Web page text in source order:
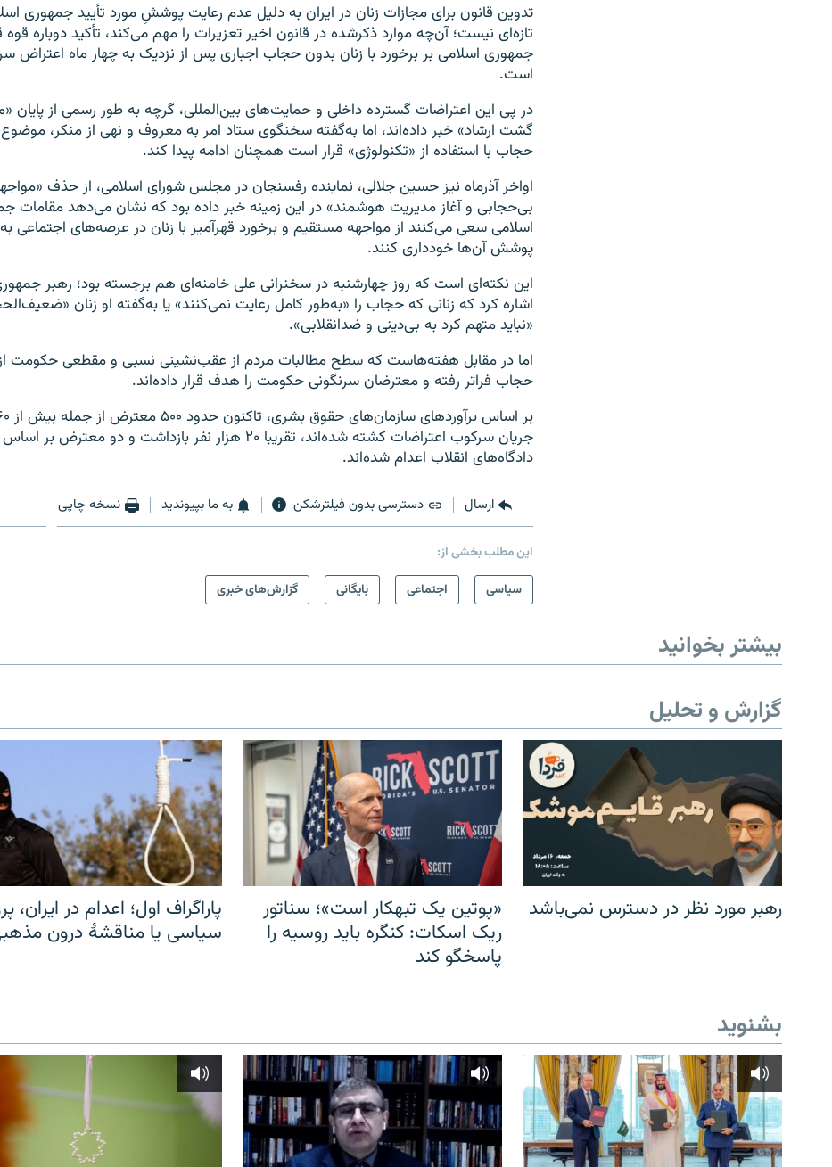
تدوین قانون برای مجازات‌ زنان در ایران به دلیل عدم رعایت پوششِ مورد تأیید جمهوری
تازه‌ای نیست؛ آن‌چه موارد ذکرشده در قانون اخیر تعزیرات را مهم می‌کند، تأکید دوباره قوه
جمهوری اسلامی بر برخورد با زنان بدون حجاب اجباری پس از نزدیک به چهار ماه اعتراض
است.
در پی این اعتراضات گسترده داخلی و حمایت‌های بین‌المللی، گرچه به طور رسمی از پایان
گشت ارشاد» خبر داده‌اند، اما به‌گفته سخنگوی ستاد امر به معروف و نهی از منکر،
حجاب با استفاده از «تکنولوژی‌» قرار است همچنان ادامه پیدا کند.
اواخر آذرماه نیز حسین جلالی، نماینده رفسنجان در مجلس شورای اسلامی، از حذف
بی‌حجابی و آغاز مدیریت هوشمند» در این زمینه خبر داده بود که نشان می‌دهد مقامات
اسلامی سعی می‌کنند از مواجهه مستقیم و برخورد قهرآمیز با زنان در عرصه‌های اجتماعی
پوشش آن‌ها خودداری کنند.
این نکته‌ای است که روز چهارشنبه در سخنرانی علی خامنه‌ای هم برجسته بود؛ رهبر
اشاره کرد که زنانی که حجاب را «به‌طور کامل رعایت نمی‌کنند» یا به‌گفته او زنان
«نباید متهم کرد به بی‌دینی و ضدانقلابی».
اما در مقابل هفته‌هاست که سطح مطالبات مردم از عقب‌نشینی نسبی و مقطعی حکومت
حجاب فراتر رفته و معترضان سرنگونی حکومت را هدف قرار داده‌اند.
جریان سرکوب اعتراضات کشته شده‌اند، تقریبا ۲۰ هزار نفر بازداشت و دو معترض بر
دادگاه‌های انقلاب اعدام شده‌اند.
ارسال دسترسی بدون فیلترشکن به ما بپیوندید نسخه چاپی
این مطلب بخشی از:
سیاسی
اجتماعی بایگانی گزارش‌های خبری
بیشتر بخوانید
گزارش و تحلیل
رهبر مورد نظر در دسترس نمی‌باشد
«پوتین یک تبهکار است»؛ سناتور
ریک اسکات: کنگره باید روسیه را
پاسخگو کند
پاراگراف اول؛ اعدام در ایران،
سیاسی یا مناقشهٔ درون
بشنوید